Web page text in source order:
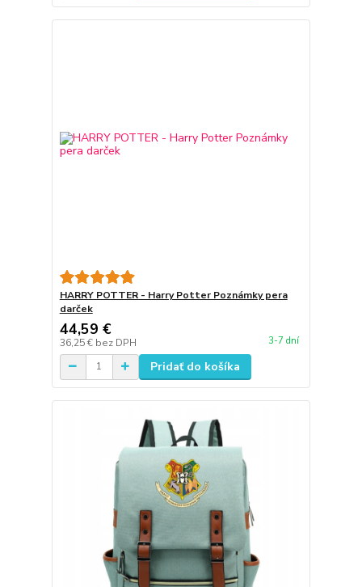
HARRY POTTER - Harry Potter Poznámky pera
darček
44,59 €
36,25 € bez DPH 3-7 dní
Pridať do košíka